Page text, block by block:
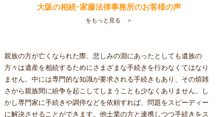
大阪の相続･家藤法律事務所のお客様の声
をもっと見る ＞
親族の方が亡くなられた際、悲しみの淵にあったとしても遺族の
方々は遺産を相続するためにさまざまな手続きを行わなくてはなり
ません。中には専門的な知識が要求される手続きもあり、その煩雑
さから親族間に紛争を起こしてしまうことも少なくありません。し
かし専門家に手続きや調停などを依頼すれば、問題をスピーディー
に解決させることができます。他士業の方と連携しつつ手続きをス